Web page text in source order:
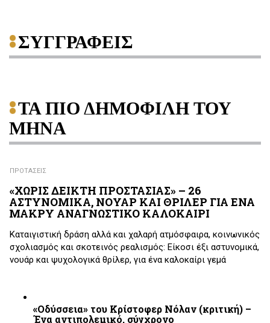
ΣΥΓΓΡΑΦΕΙΣ
ΤΑ ΠΙΟ ΔΗΜΟΦΙΛΗ ΤΟΥ
ΜΗΝΑ
ΠΡΟΤΑΣΕΙΣ
«ΧΩΡΙΣ ΔΕΙΚΤΗ ΠΡΟΣΤΑΣΙΑΣ» – 26
ΑΣΤΥΝΟΜΙΚΑ, ΝΟΥΑΡ ΚΑΙ ΘΡΙΛΕΡ ΓΙΑ ΕΝΑ
ΜΑΚΡΥ ΑΝΑΓΝΩΣΤΙΚΟ ΚΑΛΟΚΑΙΡΙ
Καταιγιστική δράση αλλά και χαλαρή ατμόσφαιρα, κοινωνικός
σχολιασμός και σκοτεινός ρεαλισμός: Είκοσι έξι αστυνομικά,
νουάρ και ψυχολογικά θρίλερ, για ένα καλοκαίρι γεμά
«Οδύσσεια» του Κρίστοφερ Νόλαν (κριτική) –
Ένα αντιπολεμικό, σύγχρονο